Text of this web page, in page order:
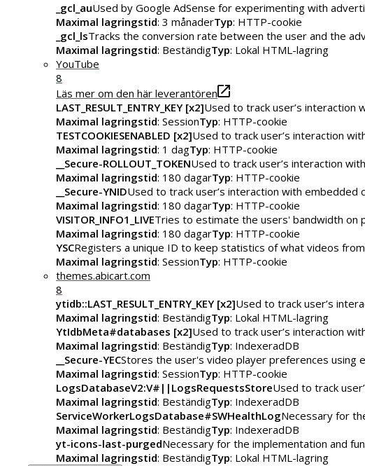
_gcl_auUsed by Google AdSense for experimenting with
Maximal lagringstid: 3 månaderTyp: HTTP-cookie
_gcl_lsTracks the conversion rate between the user and the
Maximal lagringstid: BeständigTyp: Lokal HTML-lagring
YouTube
8
Läs mer om den här leverantören
LAST_RESULT_ENTRY_KEY [x2]Used to track user’s interaction
Maximal lagringstid: SessionTyp: HTTP-cookie
TESTCOOKIESENABLED [x2]Used to track user’s interaction
Maximal lagringstid: 1 dagTyp: HTTP-cookie
__Secure-ROLLOUT_TOKENUsed to track user’s interaction
Maximal lagringstid: 180 dagarTyp: HTTP-cookie
__Secure-YNIDUsed to track user’s interaction with embedded
Maximal lagringstid: 180 dagarTyp: HTTP-cookie
VISITOR_INFO1_LIVETries to estimate the users' bandwidth on
Maximal lagringstid: 180 dagarTyp: HTTP-cookie
YSCRegisters a unique ID to keep statistics of what videos
Maximal lagringstid: SessionTyp: HTTP-cookie
themes.abicart.com
8
ytidb::LAST_RESULT_ENTRY_KEY [x2]Used to track user’s
Maximal lagringstid: BeständigTyp: Lokal HTML-lagring
YtIdbMeta#databases [x2]Used to track user’s interaction
Maximal lagringstid: BeständigTyp: IndexeradDB
__Secure-YECStores the user's video player preferences using
Maximal lagringstid: SessionTyp: HTTP-cookie
LogsDatabaseV2:V#||LogsRequestsStoreUsed to track
Maximal lagringstid: BeständigTyp: IndexeradDB
ServiceWorkerLogsDatabase#SWHealthLogNecessary for
Maximal lagringstid: BeständigTyp: IndexeradDB
yt-icons-last-purgedNecessary for the implementation and
Maximal lagringstid: BeständigTyp: Lokal HTML-lagring